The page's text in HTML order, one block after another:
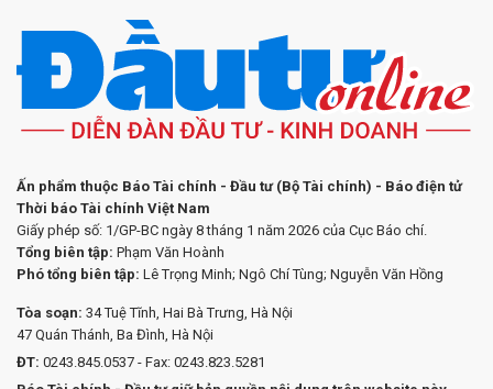
Ấn phẩm thuộc Báo Tài chính - Đầu tư (Bộ Tài chính) - Báo điện tử
Thời báo Tài chính Việt Nam
Giấy phép số: 1/GP-BC ngày 8 tháng 1 năm 2026 của Cục Báo chí.
Tổng biên tập: Phạm Văn Hoành
Phó tổng biên tập: Lê Trọng Minh; Ngô Chí Tùng; Nguyễn Văn Hồng
Tòa soạn: 34 Tuệ Tĩnh, Hai Bà Trưng, Hà Nội
47 Quán Thánh, Ba Đình, Hà Nội
ĐT: 0243.845.0537 - Fax: 0243.823.5281